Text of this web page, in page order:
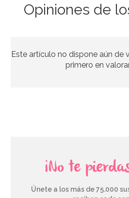
4,40€
Opiniones de
Este artículo no dispone aún de
primero en
¡No te
Únete a los más de 75.000